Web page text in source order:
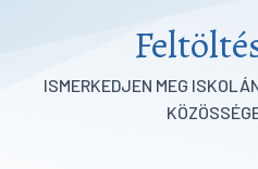
ISMERKEDJEN MEG